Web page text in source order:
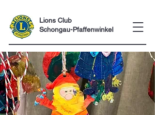
Lions Club
Schongau-Pfaffenwinkel